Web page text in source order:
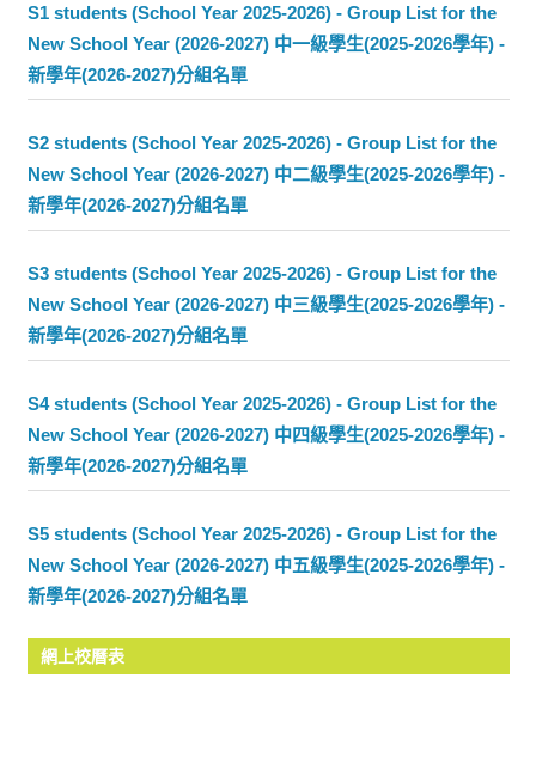
S1 students (School Year 2025-2026) - Group List for the
New School Year (2026-2027) 中一級學生(2025-2026學年) -
新學年(2026-2027)分組名單
S2 students (School Year 2025-2026) - Group List for the
New School Year (2026-2027) 中二級學生(2025-2026學年) -
新學年(2026-2027)分組名單
S3 students (School Year 2025-2026) - Group List for the
New School Year (2026-2027) 中三級學生(2025-2026學年) -
新學年(2026-2027)分組名單
S4 students (School Year 2025-2026) - Group List for the
New School Year (2026-2027) 中四級學生(2025-2026學年) -
新學年(2026-2027)分組名單
S5 students (School Year 2025-2026) - Group List for the
New School Year (2026-2027) 中五級學生(2025-2026學年) -
新學年(2026-2027)分組名單
網上校曆表